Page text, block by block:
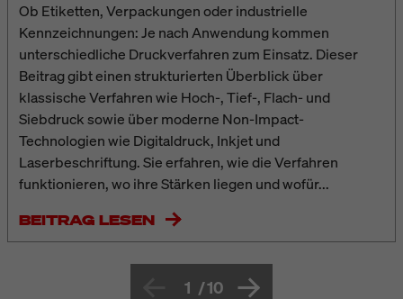
Ob Etiketten, Verpackungen oder industrielle
Kennzeichnungen: Je nach Anwendung kommen
unterschiedliche Druckverfahren zum Einsatz. Dieser
Beitrag gibt einen strukturierten Überblick über
klassische Verfahren wie Hoch-, Tief-, Flach- und
Siebdruck sowie über moderne Non-Impact-
Technologien wie Digitaldruck, Inkjet und
Laserbeschriftung. Sie erfahren, wie die Verfahren
funktionieren, wo ihre Stärken liegen und wofür...
BEITRAG LESEN
1 /10